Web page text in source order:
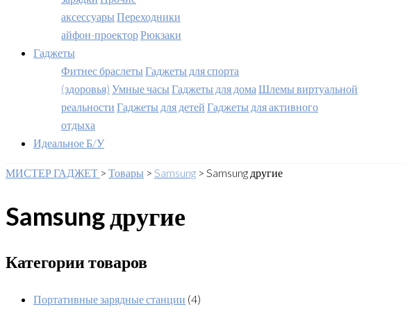
аксессуары Переходники
айфон-проекторРюкзаки
Гаджеты
Фитнес браслеты Гаджеты для спорта
(здоровья) Умные часы Гаджеты для дома Шлемы виртуальной
реальности Гаджеты для детей Гаджеты для активного
отдыха
Идеальное Б/У
МИСТЕР ГАДЖЕТ > Товары > Samsung > Samsung другие
Samsung другие
Категории товаров
Портативные зарядные станции (4)